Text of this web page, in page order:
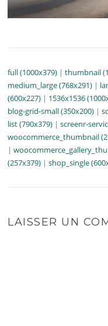
full (1000x379) |thumbnail
medium_large (768x291) |
(600x227) | 1536x1536
blog-grid-small (350x200) |
list (790x379) |screenr-
woocommerce_thumbnail
|
(257x379) |shop_single
LAISSER UN